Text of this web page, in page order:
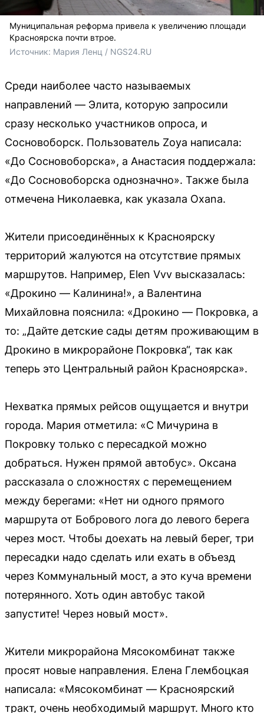
Муниципальная реформа привела к увеличению площади
Красноярска почти втрое.
Источник: Мария Ленц / NGS24.RU
Среди наиболее часто называемых
направлений — Элита, которую запросили
сразу несколько участников опроса, и
Сосновоборск. Пользователь Zoya написала:
«До Сосновоборска», а Анастасия поддержала:
«До Сосновоборска однозначно». Также была
отмечена Николаевка, как указала Oxana.
Жители присоединённых к Красноярску
территорий жалуются на отсутствие прямых
маршрутов. Например, Elen Vvv высказалась:
«Дрокино — Калинина!», а Валентина
Михайловна пояснила: «Дрокино — Покровка, а
то: „Дайте детские сады детям проживающим в
Дрокино в микрорайоне Покровка“, так как
теперь это Центральный район Красноярска».
Нехватка прямых рейсов ощущается и внутри
города. Мария отметила: «С Мичурина в
Покровку только с пересадкой можно
добраться. Нужен прямой автобус». Оксана
рассказала о сложностях с перемещением
между берегами: «Нет ни одного прямого
маршрута от Бобрового лога до левого берега
через мост. Чтобы доехать на левый берег, три
пересадки надо сделать или ехать в объезд
через Коммунальный мост, а это куча времени
потерянного. Хоть один автобус такой
запустите! Через новый мост».
Жители микрорайона Мясокомбинат также
просят новые направления. Елена Глембоцкая
написала: «Мясокомбинат — Красноярский
тракт, очень необходимый маршрут. Много кто